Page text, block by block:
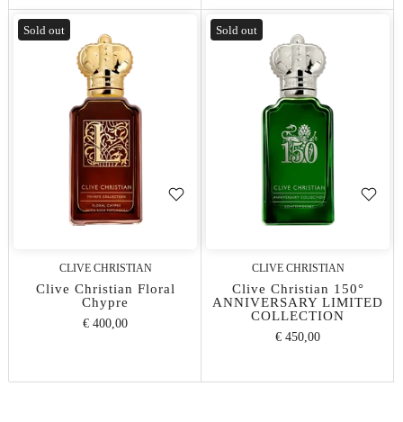
Sold out
CLIVE CHRISTIAN
Clive Christian Floral
Chypre
€ 400,00
Sold out
CLIVE CHRISTIAN
Clive Christian 150°
ANNIVERSARY LIMITED
COLLECTION
€ 450,00